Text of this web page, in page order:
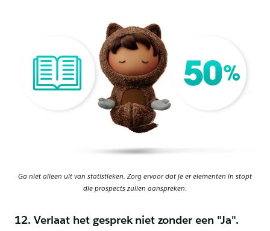
Ga niet alleen uit van statistieken. Zorg ervoor dat je er elementen in stopt
die prospects zullen aanspreken.
12. Verlaat het gesprek niet zonder een "Ja".